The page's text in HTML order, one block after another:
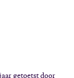
getoetst door